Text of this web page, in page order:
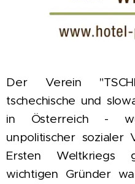
Der Verein
tschechische und
in Österreich -
unpolitischer sozialer
Ersten Weltkriegs
wichtigen Gründer